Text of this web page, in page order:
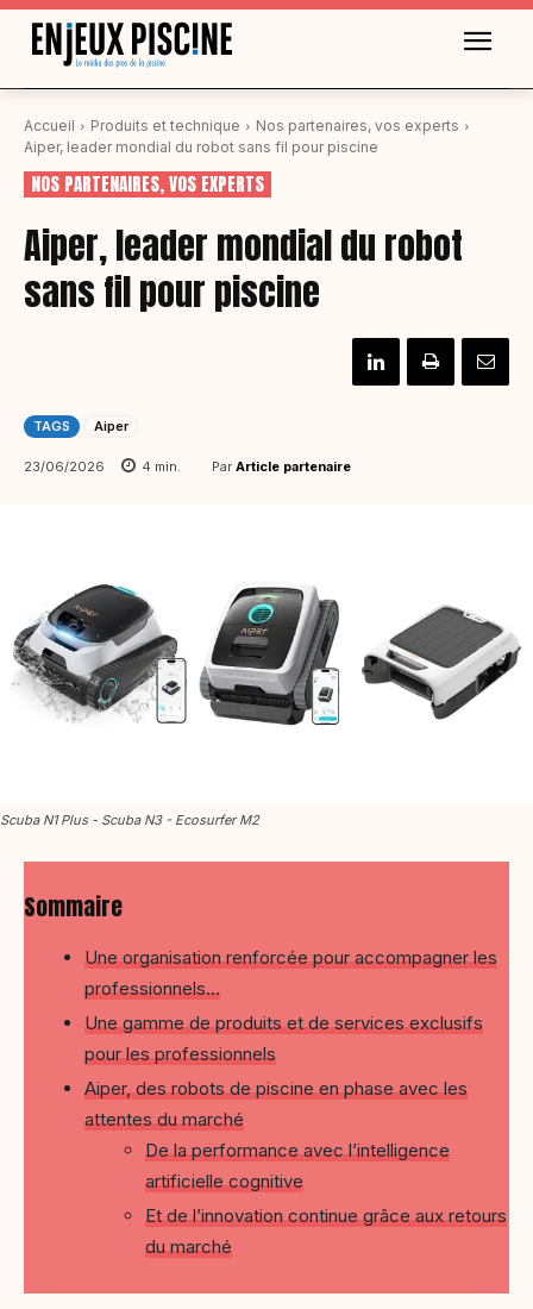
Accueil Produits et technique
Nos partenaires, vos experts
Aiper, leader mondial du robot sans fil pour piscine
NOS PARTENAIRES, VOS EXPERTS
Aiper, leader mondial du robot
sans fil pour piscine
TAGS Aiper
23/06/2026 4 min. Par Article partenaire
Scuba N1 Plus - Scuba N3 - Ecosurfer M2
Sommaire
Une organisation renforcée pour accompagner les
professionnels…
Une gamme de produits et de services exclusifs
pour les professionnels
Aiper, des robots de piscine en phase avec les
attentes du marché
De la performance avec l’intelligence
artificielle cognitive
Et de l’innovation continue grâce aux retours
du marché